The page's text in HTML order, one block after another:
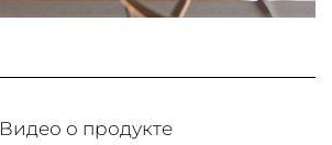
Видео о продукте